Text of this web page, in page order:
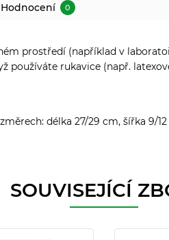
Hodnocení 0
prostředí (například v
používáte rukavice (např.
délka 27/29 cm, šířka 9/
SOUVISEJÍCÍ